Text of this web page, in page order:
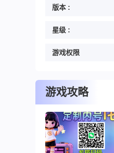
版本 :
星级 :
游戏权限
游戏攻略